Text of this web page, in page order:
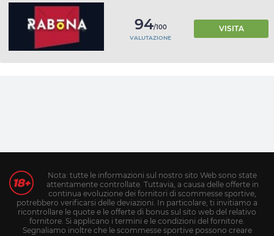
94/100
VALUTAZIONE
VISITA
Nota: tutte le informazioni sul nostro sito Web sono state
attentamente controllate. Tuttavia, a causa delle offerte in
continua evoluzione dei fornitori di scommesse sportive,
potrebbero verificarsi delle deviazioni. In particolare, ti invitiamo a
ricontrollare le quote e le offerte di bonus sul sito web del relativo
fornitore. Si applicano i termini e le condizioni del fornitore.
Segnaliamo inoltre che le scommesse sportive possono creare